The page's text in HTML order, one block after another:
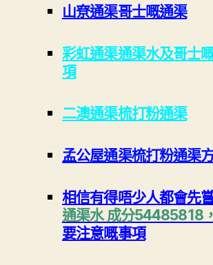
山尞通渠哥士嘅通渠
彩虹通渠通渠水及哥士
項
二澳通渠梳打粉通渠
孟公屋通渠梳打粉通渠
相信有得唔少人都會先
通渠水 成分54485818，
要注意嘅事項